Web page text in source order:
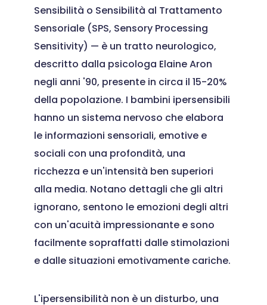
Sensibilità o Sensibilità al Trattamento
Sensoriale (SPS, Sensory Processing
Sensitivity) — è un tratto neurologico,
descritto dalla psicologa Elaine Aron
negli anni '90, presente in circa il 15-20%
della popolazione. I bambini ipersensibili
hanno un sistema nervoso che elabora
le informazioni sensoriali, emotive e
sociali con una profondità, una
ricchezza e un'intensità ben superiori
alla media. Notano dettagli che gli altri
ignorano, sentono le emozioni degli altri
con un'acuità impressionante e sono
facilmente sopraffatti dalle stimolazioni
e dalle situazioni emotivamente cariche.
L'ipersensibilità non è un disturbo, una